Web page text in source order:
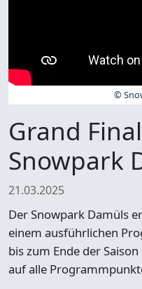
©
Grand
Snowpark
21.03.2025
Der Snowpark Damüls
einem ausführlichen
bis zum Ende der
auf alle